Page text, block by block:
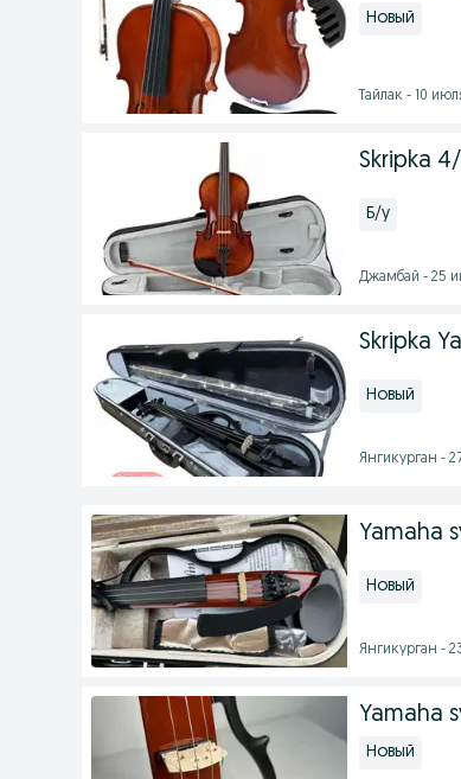
Новый
Тайлак - 10
Skripka
Б/у
Джамбай - 25
Skripka
Новый
Янгикурган -
Yamaha
Новый
Янгикурган -
Yamaha
Новый